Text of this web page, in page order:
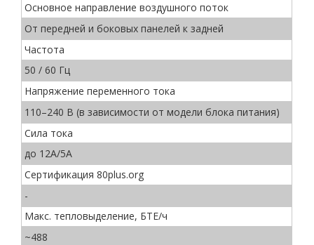
Основное направление воздушного поток
От передней и боковых панелей к задней
Частота
50 / 60 Гц
Напряжение переменного тока
110–240 В (в зависимости от модели блока питания)
Сила тока
до 12A/5A
Сертификация 80plus.org
-
Макс. тепловыделение, БТЕ/ч
~488